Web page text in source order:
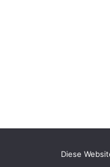
Diese